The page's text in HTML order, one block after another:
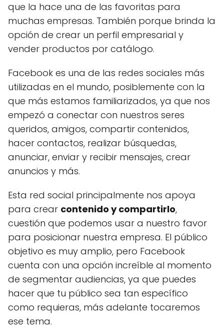
que la hace una de las favoritas para
muchas empresas. También porque brinda la
opción de crear un perfil empresarial y
vender productos por catálogo.
Facebook es una de las redes sociales más
utilizadas en el mundo, posiblemente con la
que más estamos familiarizados, ya que nos
empezó a conectar con nuestros seres
queridos, amigos, compartir contenidos,
hacer contactos, realizar búsquedas,
anunciar, enviar y recibir mensajes, crear
anuncios y más.
Esta red social principalmente nos apoya
para crear contenido y compartirlo,
cuestión que podemos usar a nuestro favor
para posicionar nuestra empresa. El público
objetivo es muy amplio, pero Facebook
cuenta con una opción increíble al momento
de segmentar audiencias, ya que puedes
hacer que tu público sea tan específico
como requieras, más adelante tocaremos
ese tema.